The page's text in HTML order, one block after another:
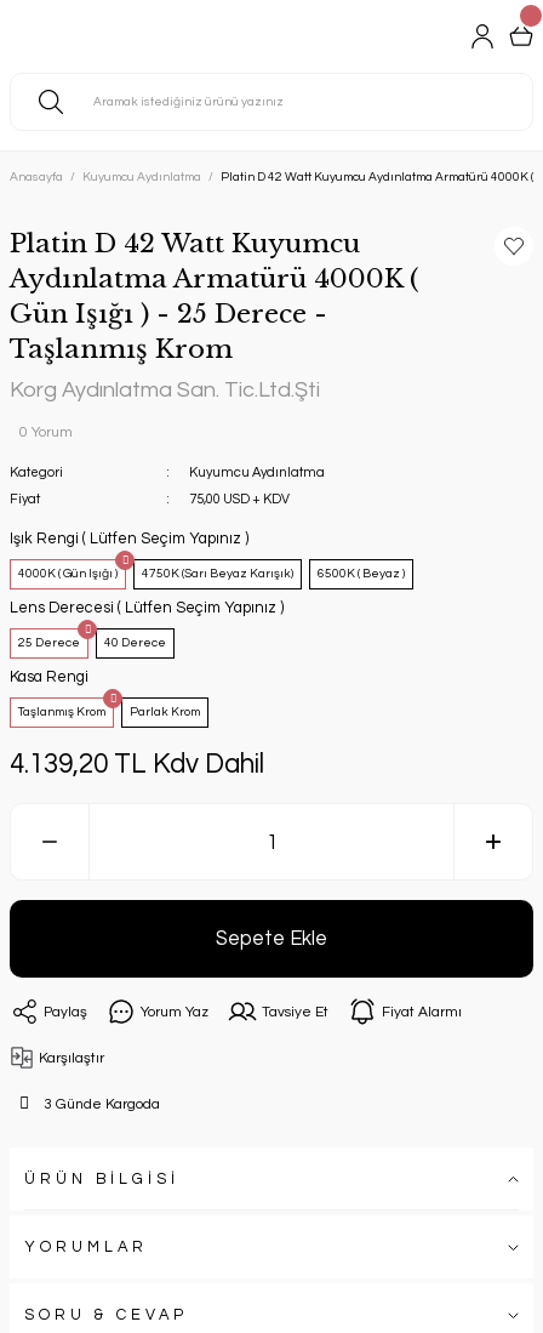
Anasayfa Kuyumcu Aydınlatma Platin D 42 Watt Kuyumcu Aydınlatma Armatürü 4000K (
Platin D 42 Watt Kuyumcu
Aydınlatma Armatürü 4000K (
Gün Işığı ) - 25 Derece -
Taşlanmış Krom
Korg Aydınlatma San. Tic.Ltd.Şti
0 Yorum
Kategori
Kuyumcu Aydınlatma
Fiyat
75,00 USD + KDV
Işık Rengi ( Lütfen Seçim Yapınız )
4000K ( Gün Işığı ) 4750K (Sarı Beyaz Karışık) 6500K ( Beyaz )
Lens Derecesi ( Lütfen Seçim Yapınız )
25 Derece 40 Derece
Kasa Rengi
Taşlanmış Krom Parlak Krom
4.139,20 TL Kdv Dahil
Sepete Ekle
Paylaş Yorum Yaz Tavsiye Et Fiyat Alarmı
Karşılaştır
3 Günde Kargoda
ÜRÜN BİLGİSİ
YORUMLAR
SORU & CEVAP